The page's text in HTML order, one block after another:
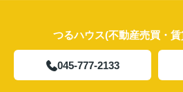
つるハウス(不動産売買・
045-777-2133